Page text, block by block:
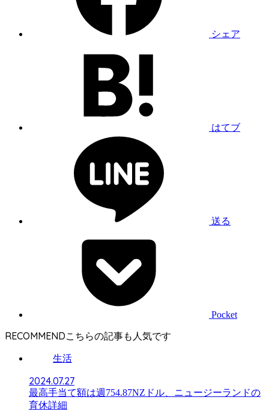
シェア
はてブ
送る
Pocket
RECOMMEND
生活
2024.07.27
最高手当て額は週754.87NZドル、ニュージーランドの
育休詳細